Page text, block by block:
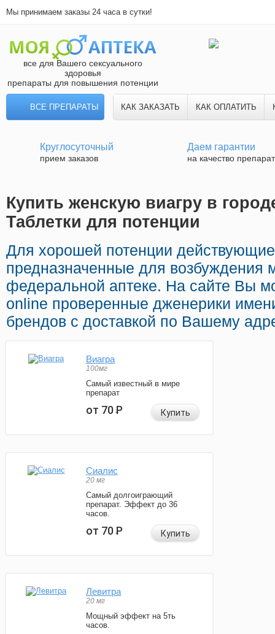
Мы принимаем заказы 24 часа в сутки!
все для Вашего сексуального
здоровья
препараты для повышения потенции
ВСЕ ПРЕПАРАТЫ КАК ЗАКАЗАТЬ КАК ОПЛАТИТЬ
Круглосуточный
прием заказов
Даем гарантии
на качество
Купить женскую виагру в
Таблетки для потенции
Для хорошей потенции
предназначенные для
федеральной аптеке. На сайте Вы
online проверенные дженерики
брендов с доставкой по Вашему
Виагра
100мг
Самый известный в мире
препарат
от 70Р Купить
Сиалис
20 мг
Самый долгоиграющий
препарат. Эффект до 36
часов.
от 70Р Купить
Левитра
20 мг
Мощный эффект на 5ть
часов.